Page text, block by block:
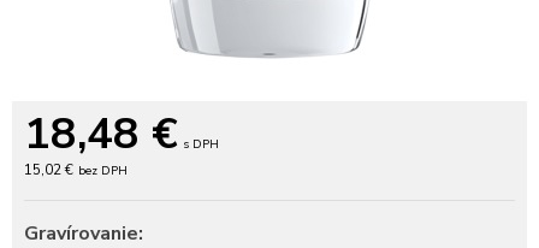
18,48 € s DPH
15,02 € bez DPH
Gravírovanie: